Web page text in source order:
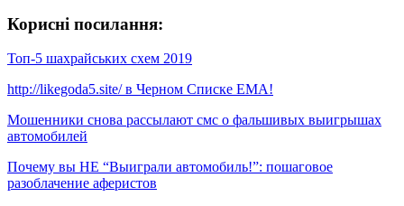
Корисні посилання:
Топ-5 шахрайських схем 2019
http://likegoda5.site/ в Черном Списке ЕМА!
Мошенники снова рассылают смс о фальшивых выигрышах
автомобилей
Почему вы НЕ “Выиграли автомобиль!”: пошаговое
разоблачение аферистов